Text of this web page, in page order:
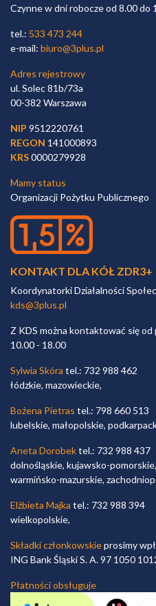
Czynne w dni robocze od 8.00 do
tel.: 533 473 244
e-mail: biuro@3plus.pl
Adres rejestrowy
ul. Solec 81b/73a
00-382 Warszawa
NIP 9512220761
REGON 141000893
KRS0000279928
Mamy status
Organizacji Pożytku Publicznego
KONTAKT DLA KÓŁ ZDR3+
Koordynatorki Działalności
kds@3plus.pl
Z KDS można kontaktować się
10.00 - 18.00
Sylwia Skóra tel.: 732 988 462
łódzkie, mazowieckie,
Bożena Pietras tel.: 798 660 513
lubelskie, małopolskie,
Aneta Dorobektel.: 732 988 437
dolnośląskie, kujawsko-
warmińsko-mazurskie,
Elżbieta Majka tel.: 732 988 394
wielkopolskie,
Składki członkowskieprosimy
ING Bank Śląski S. A. 97 1050
Płatności obsługuje